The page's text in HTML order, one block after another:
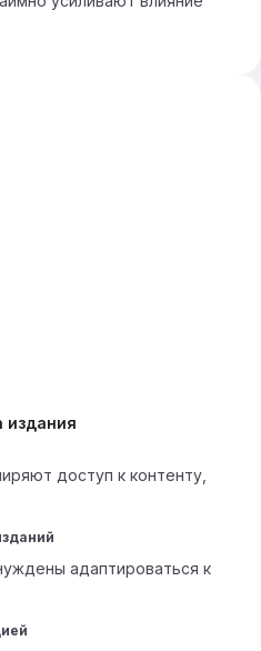
издания
доступ к контенту,
адаптироваться к